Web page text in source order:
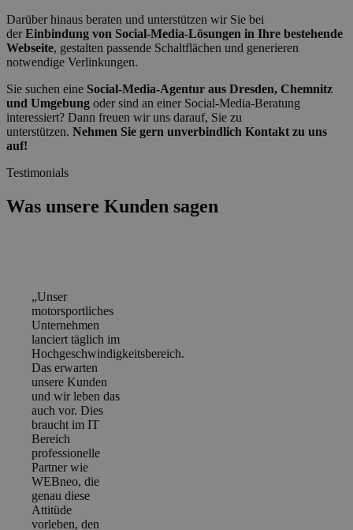
Darüber hinaus beraten und unterstützen wir Sie bei
derEinbindung von Social-Media-Lösungen in Ihre bestehende
Webseite, gestalten passende Schaltflächen und generieren
notwendige Verlinkungen.
Sie suchen eine Social-Media-Agentur aus Dresden, Chemnitz
und Umgebung oder sind an einer Social-Media-Beratung
interessiert? Dann freuen wir uns darauf, Sie zu
unterstützen. Nehmen Sie gern unverbindlich Kontakt zu uns
auf!
Testimonials
Was unsere Kunden sagen
„Unser
motorsportliches
Unternehmen
lanciert täglich im
Hochgeschwindigkeitsbereich.
Das erwarten
unsere Kunden
und wir leben das
auch vor. Dies
braucht im IT
Bereich
professionelle
Partner wie
WEBneo, die
genau diese
Attitüde
vorleben, den